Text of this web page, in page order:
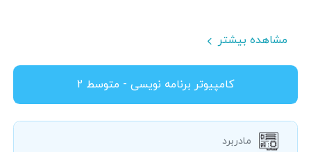
مشاهده بیشتر
کامپیوتر برنامه نویسی - متوسط 2
مادربرد